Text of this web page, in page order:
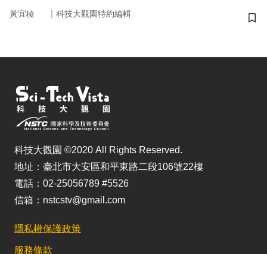
黃宜稜 ｜ 科技大觀園特約編輯
儲
科技大觀園 ©2020 All Rights Reserved.
地址：臺北市大安區和平東路二段106號22樓
電話：02-25056789 #5526
信箱：nstcstv@gmail.com
隱私權保護政策
服務條款